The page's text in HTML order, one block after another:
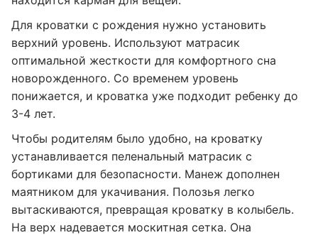
Для кроватки с рождения нужно установить
верхний уровень. Используют матрасик
оптимальной жесткости для комфортного сна
новорожденного. Со временем уровень
понижается, и кроватка уже подходит ребенку до
3-4 лет.
Чтобы родителям было удобно, на кроватку
устанавливается пеленальный матрасик с
бортиками для безопасности. Манеж дополнен
маятником для укачивания. Полозья легко
вытаскиваются, превращая кроватку в колыбель.
На верх надевается москитная сетка. Она